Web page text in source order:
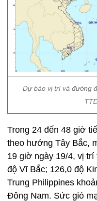
Dự báo vị trí và đường
Trong 24 đến 48 giờ
theo hướng Tây Bắc,
19 giờ ngày 19/4, vị
độ Vĩ Bắc; 126,0 độ
Trung Philippines
Đông Nam. Sức gió